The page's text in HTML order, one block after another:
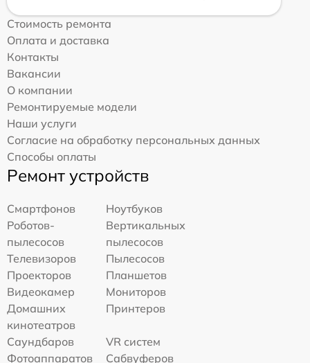
Стоимость ремонта
Оплата и доставка
Контакты
Вакансии
О компании
Ремонтируемые модели
Наши услуги
Согласие на обработку персональных данных
Способы оплаты
Ремонт устройств
Смартфонов
Ноутбуков
Роботов-
пылесосов
Вертикальных
пылесосов
Телевизоров
Пылесосов
Проекторов
Планшетов
Видеокамер
Мониторов
Домашних
кинотеатров
Принтеров
Саундбаров
VR систем
Фотоаппаратов
Сабвуферов